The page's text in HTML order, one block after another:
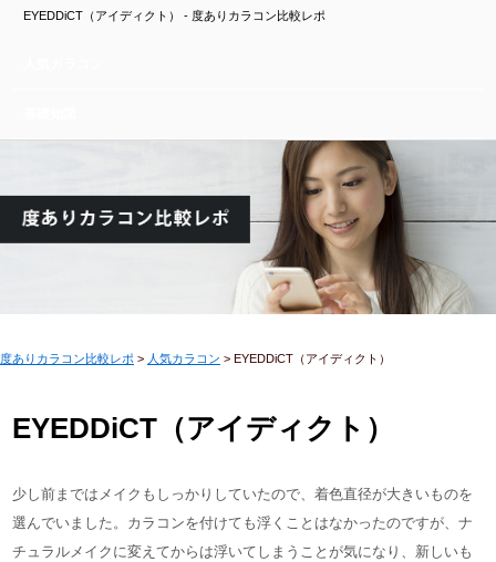
EYEDDiCT（アイディクト） - 度ありカラコン比較レポ
度ありカラコン比較レポ > 人気カラコン > EYEDDiCT（アイディクト）
EYEDDiCT（アイディクト）
少し前まではメイクもしっかりしていたので、着色直径が大きいものを
選んでいました。カラコンを付けても浮くことはなかったのですが、ナ
チュラルメイクに変えてからは浮いてしまうことが気になり、新しいも